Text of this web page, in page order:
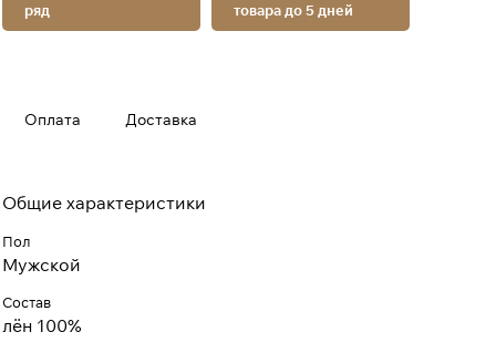
ряд
товара до 5 дней
Оплата Доставка
Общие характеристики
Пол
Мужской
Состав
лён 100%